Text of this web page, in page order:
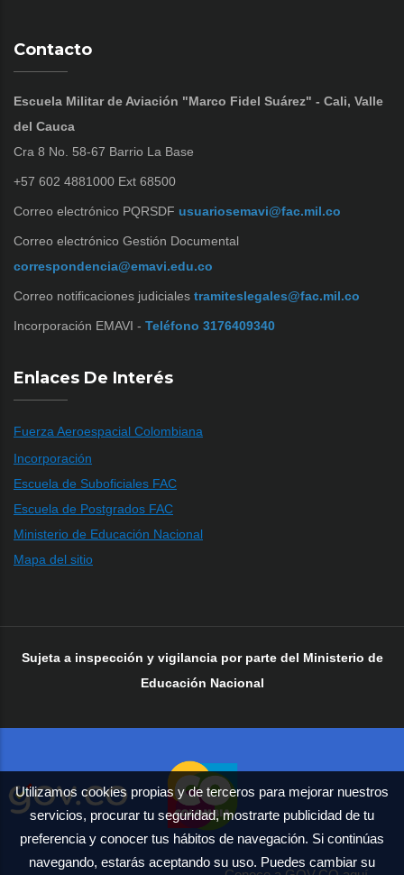
Contacto
Escuela Militar de Aviación "Marco Fidel Suárez" - Cali, Valle
del Cauca
Cra 8 No. 58-67 Barrio La Base
+57 602 4881000 Ext 68500
Correo electrónico PQRSDF usuariosemavi@fac.mil.co
Correo electrónico Gestión Documental
correspondencia@emavi.edu.co
Correo notificaciones judiciales tramiteslegales@fac.mil.co
Incorporación EMAVI - Teléfono 3176409340
Enlaces De Interés
Fuerza Aeroespacial Colombiana
Incorporación
Escuela de Suboficiales FAC
Escuela de Postgrados FAC
Ministerio de Educación Nacional
Mapa del sitio
Sujeta a inspección y vigilancia por parte del Ministerio de
Educación Nacional
Utilizamos cookies propias y de terceros para mejorar nuestros
servicios, procurar tu seguridad, mostrarte publicidad de tu
preferencia y conocer tus hábitos de navegación. Si continúas
navegando, estarás aceptando su uso. Puedes cambiar su